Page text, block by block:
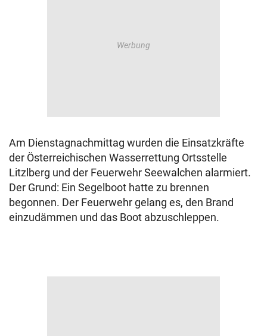
Am Dienstagnachmittag wurden die Einsatzkräfte
der Österreichischen Wasserrettung Ortsstelle
Litzlberg und der Feuerwehr Seewalchen alarmiert.
Der Grund: Ein Segelboot hatte zu brennen
begonnen. Der Feuerwehr gelang es, den Brand
einzudämmen und das Boot abzuschleppen.